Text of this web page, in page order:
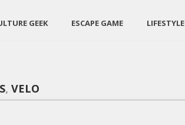
GEEK ESCAPE GAME LIFESTYLE
, VELO